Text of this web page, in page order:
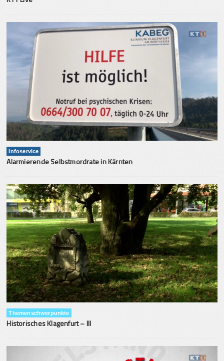
Infoservice
Alarmierende Selbstmordrate in Kärnten
Themenschwerpunkte
Historisches Klagenfurt – III